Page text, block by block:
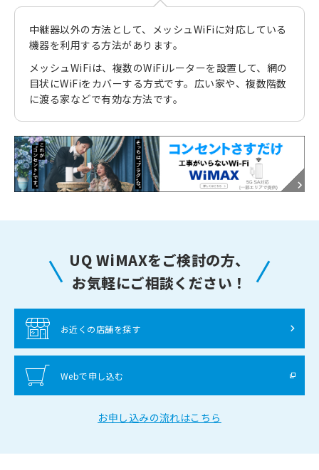
中継器以外の方法として、メッシュWiFiに対応している
機器を利用する方法があります。
メッシュWiFiは、複数のWiFiルーターを設置して、網の
目状にWiFiをカバーする方式です。広い家や、複数階数
に渡る家などで有効な方法です。
UQ WiMAXをご検討の方、
お気軽にご相談ください！
お近くの店舗を探す
Webで申し込む
お申し込みの流れはこちら